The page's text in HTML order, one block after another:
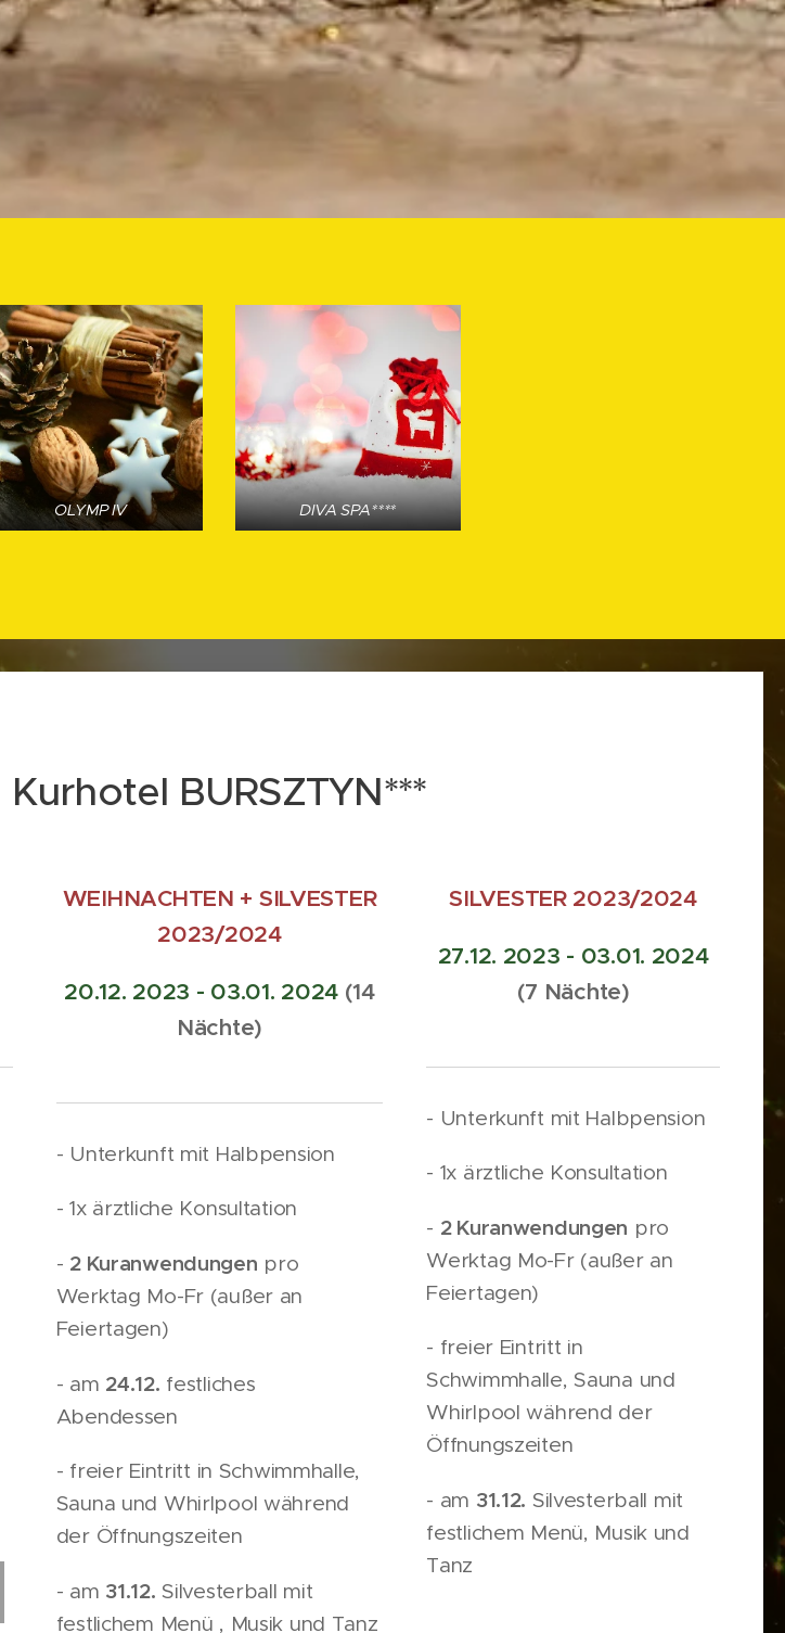
OLYMP IV DIVA SPA****
Kurhotel BURSZTYN***
WEIHNACHTEN + SILVESTER
2023/2024
20.12. 2023 - 03.01. 2024 (14
Nächte)
- Unterkunft mit Halbpension
- 1x ärztliche Konsultation
- 2 Kuranwendungen pro
Werktag Mo-Fr (außer an
Feiertagen)
- am 24.12. festliches
Abendessen
- freier Eintritt in Schwimmhalle,
Sauna und Whirlpool während
der Öffnungszeiten
- am 31.12. Silvesterball mit
festlichem Menü , Musik und Tanz
SILVESTER 2023/2024
27.12. 2023 - 03.01. 2024
(7 Nächte)
- Unterkunft mit Halbpension
- 1x ärztliche Konsultation
- 2 Kuranwendungen pro
Werktag Mo-Fr (außer an
Feiertagen)
- freier Eintritt in
Schwimmhalle, Sauna und
Whirlpool während der
Öffnungszeiten
- am 31.12. Silvesterball mit
festlichem Menü, Musik und
Tanz